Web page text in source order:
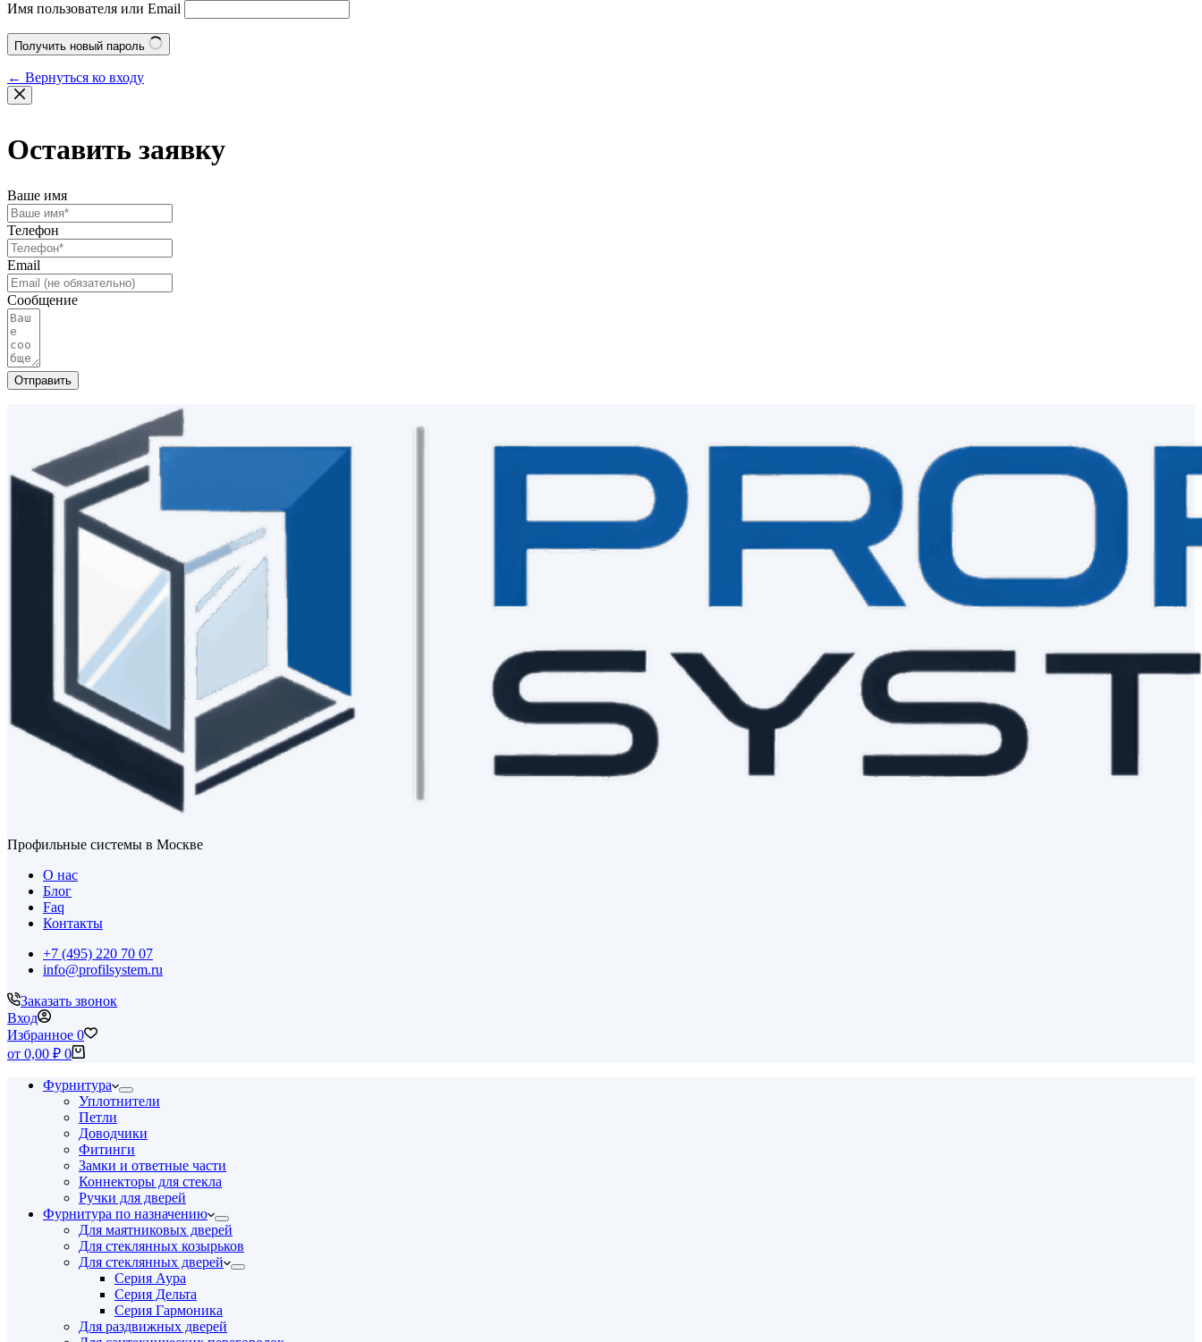
Имя пользователя или Email
Получить новый пароль
← Вернуться ко входу
Оставить заявку
Ваше имя
Телефон
Email
Сообщение
Отправить
Профильные системы в Москве
О нас
Блог
Faq
Контакты
+7 (495) 220 70 07
info@profilsystem.ru
Заказать звонок
Вход
Избранное 0
Корзина
от 0,00 ₽ 0
Фурнитура
Уплотнители
Петли
Доводчики
Фитинги
Замки и ответные части
Коннекторы для стекла
Ручки для дверей
Фурнитура по назначению
Для маятниковых дверей
Для стеклянных козырьков
Для стеклянных дверей
Серия Аура
Серия Дельта
Серия Гармоника
Для раздвижных дверей